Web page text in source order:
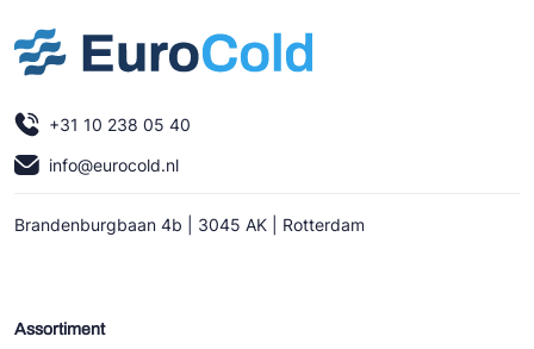
+31 10 238 05 40
info@eurocold.nl
Brandenburgbaan 4b | 3045 AK | Rotterdam
Assortiment